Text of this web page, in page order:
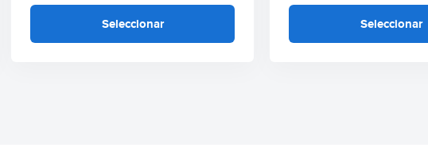
Seleccionar Seleccionar